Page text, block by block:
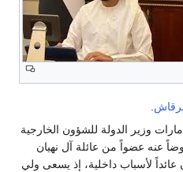
.
وزير الدولة للشؤون الخارجية
عنه عضواً من عائلة آل نهيان
لأسباب داخلية، إذ يسعى ولي